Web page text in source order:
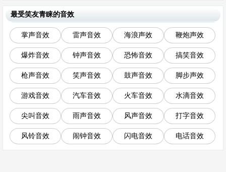
最受笑友青睐的音效
掌声音效 雷声音效 海浪声效 鞭炮声效
爆炸音效 钟声音效 恐怖音效 搞笑音效
枪声音效 笑声音效 鼓声音效 脚步声效
游戏音效 汽车音效 火车音效 水滴音效
尖叫音效 雨声音效 风声音效 打字音效
风铃音效 闹钟音效 闪电音效 电话音效